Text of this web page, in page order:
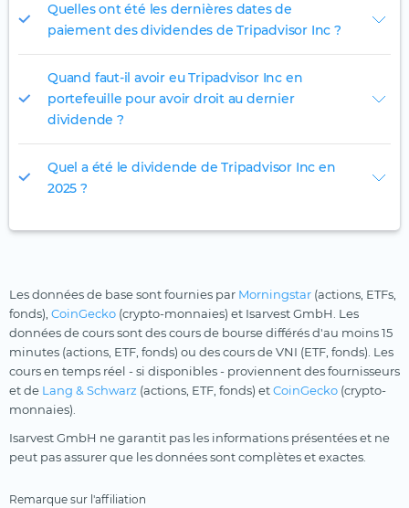
Quelles ont été les dernières dates de
paiement des dividendes de Tripadvisor Inc ?
Quand faut-il avoir eu Tripadvisor Inc en
portefeuille pour avoir droit au dernier
dividende ?
Quel a été le dividende de Tripadvisor Inc en
2025 ?
Les données de base sont fournies par Morningstar (actions, ETFs,
fonds), CoinGecko (crypto-monnaies) et Isarvest GmbH. Les
données de cours sont des cours de bourse différés d'au moins 15
minutes (actions, ETF, fonds) ou des cours de VNI (ETF, fonds). Les
cours en temps réel - si disponibles - proviennent des fournisseurs
et de Lang & Schwarz (actions, ETF, fonds) etCoinGecko (crypto-
monnaies).
Isarvest GmbH ne garantit pas les informations présentées et ne
peut pas assurer que les données sont complètes et exactes.
Remarque sur l'affiliation